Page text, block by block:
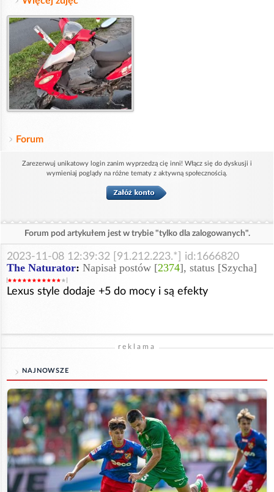
Forum
Zarezerwuj unikatowy login zanim wyprzedzą cię inni! Włącz się do dyskusji i
wymieniaj poglądy na różne tematy z aktywną społecznością.
Forum pod artykułem jest w trybie "tylko dla zalogowanych".
2023-11-08 12:39:32 [91.212.223.*] id:1666820
The Naturator: Napisał postów [2374], status [Szycha]
Lexus style dodaje +5 do mocy i są efekty
reklama
NAJNOWSZE